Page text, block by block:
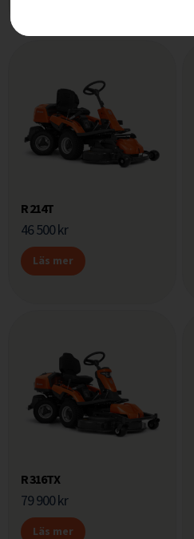
R 214T
46 500kr
Läs mer
R 316TX
79 900kr
Läs mer